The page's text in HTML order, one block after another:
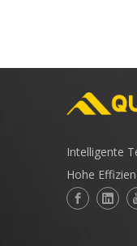
Intelligente
Hohe